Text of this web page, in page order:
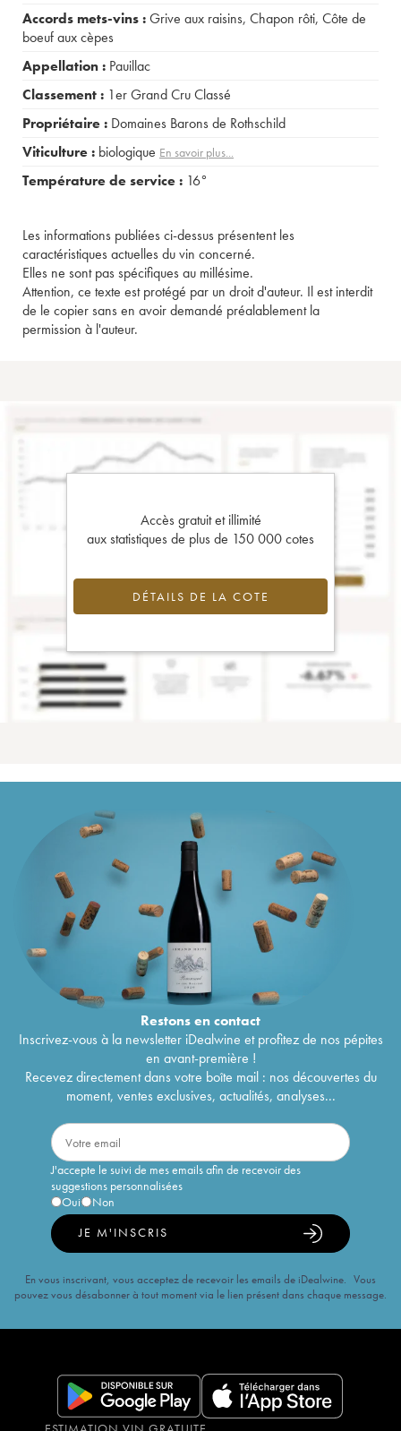
Accords mets-vins :Grive aux raisins, Chapon rôti, Côte de
boeuf aux cèpes
Appellation : Pauillac
Classement : 1er Grand Cru Classé
Propriétaire : Domaines Barons de Rothschild
Viticulture : biologique En savoir plus...
Température de service : 16°
Les informations publiées ci-dessus présentent les
caractéristiques actuelles du vin concerné.
Elles ne sont pas spécifiques au millésime.
Attention, ce texte est protégé par un droit d'auteur. Il est interdit
de le copier sans en avoir demandé préalablement la
permission à l'auteur.
Accès gratuit et illimité
aux statistiques de plus de 150 000 cotes
DÉTAILS DE LA COTE
Restons encontact
Inscrivez-vous à la newsletter iDealwine et profitez de nos pépites
en avant-première !
Recevez directement dans votre boîte mail : nos découvertes du
moment, ventes exclusives, actualités, analyses...
J'accepte le suivi de mes emails afin de recevoir des
suggestions personnalisées
Oui
Non
JE M'INSCRIS
En vous inscrivant, vous acceptez de recevoir les emails de iDealwine. Vous
pouvez vous désabonner à tout moment via le lien présent dans chaque message.